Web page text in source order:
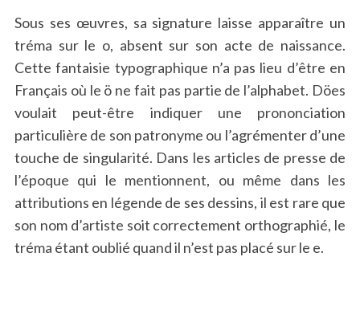
Sous ses œuvres, sa signature laisse apparaître un
tréma sur le o, absent sur son acte de naissance.
Cette fantaisie typographique n’a pas lieu d’être en
Français où le ö ne fait pas partie de l’alphabet. Döes
voulait peut-être indiquer une prononciation
particulière de son patronyme ou l’agrémenter d’une
touche de singularité. Dans les articles de presse de
l’époque qui le mentionnent, ou même dans les
attributions en légende de ses dessins, il est rare que
son nom d’artiste soit correctement orthographié, le
tréma étant oublié quand il n’est pas placé sur le e.